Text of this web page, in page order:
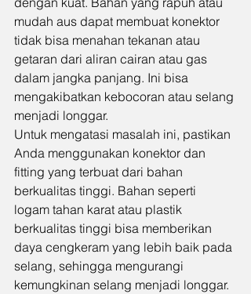
mudah aus dapat membuat konektor
tidak bisa menahan tekanan atau
getaran dari aliran cairan atau gas
dalam jangka panjang. Ini bisa
mengakibatkan kebocoran atau selang
menjadi longgar.
Untuk mengatasi masalah ini, pastikan
Anda menggunakan konektor dan
fitting yang terbuat dari bahan
berkualitas tinggi. Bahan seperti
logam tahan karat atau plastik
berkualitas tinggi bisa memberikan
daya cengkeram yang lebih baik pada
selang, sehingga mengurangi
kemungkinan selang menjadi longgar.